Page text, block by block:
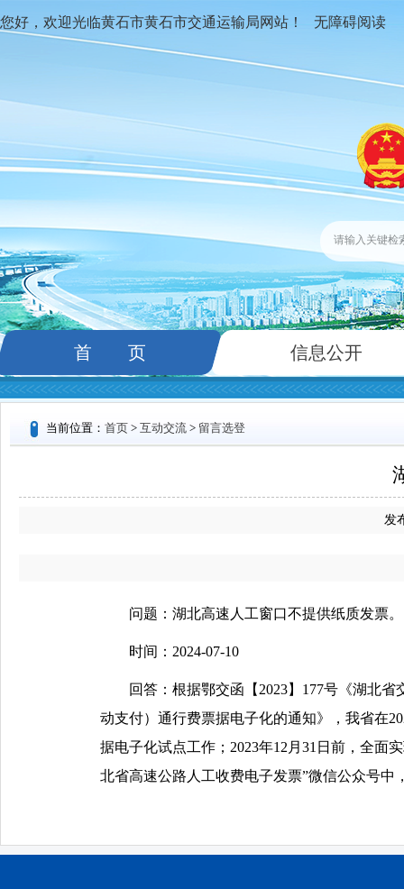
您好，欢迎光临黄石市黄石市交通运输局网站！ 无障碍阅读
首 页 信息公开
当前位置： 首页 > 互动交流 > 留言选登
发
问题：湖北高速人工窗口不提供纸质发票。
时间：2024-07-10
回答： 根据鄂交函【2023】177号《湖北
动支付）通行费票据电子化的通知》，我省在
据电子化试点工作；2023年12月31日前，全面
北省高速公路人工收费电子发票”微信公众号中